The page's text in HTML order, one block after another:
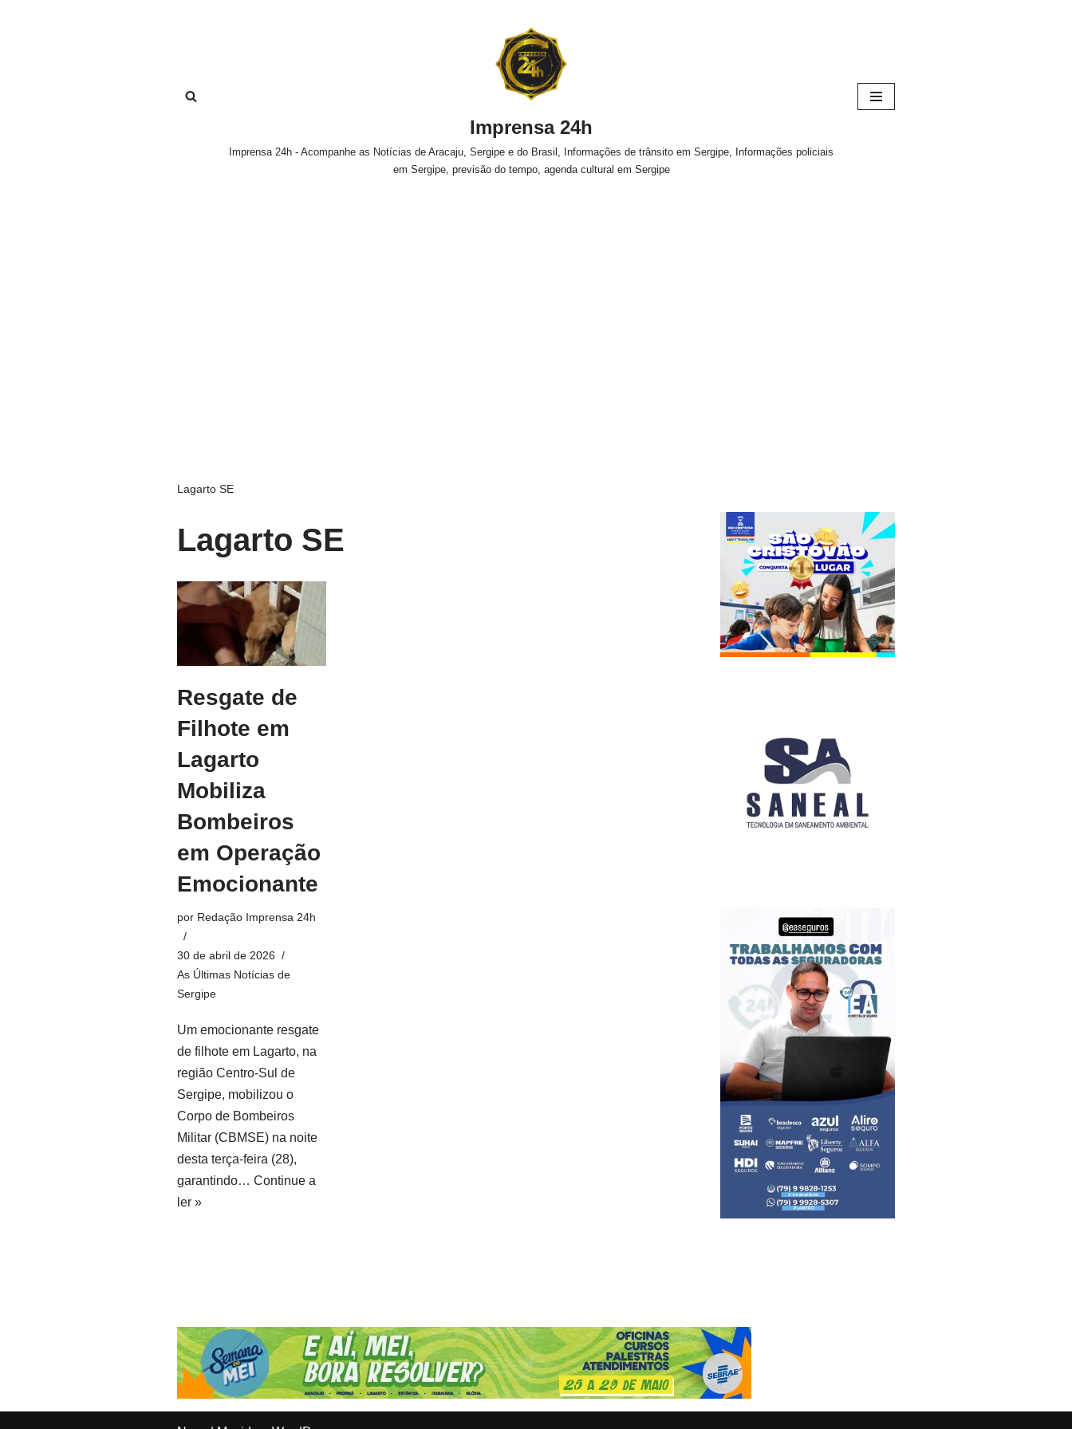
Imprensa 24h
Imprensa 24h - Acompanhe as Notícias de Aracaju, Sergipe e do Brasil, Informações de trânsito em Sergipe, Informações policiais
em Sergipe, previsão do tempo, agenda cultural em Sergipe
Lagarto SE
Lagarto SE
Resgate de
Filhote em
Lagarto
Mobiliza
Bombeiros
em Operação
Emocionante
por Redação Imprensa 24h
30 de abril de 2026
As Últimas Notícias de
Sergipe
Um emocionante resgate
de filhote em Lagarto, na
região Centro-Sul de
Sergipe, mobilizou o
Corpo de Bombeiros
Militar (CBMSE) na noite
desta terça-feira (28),
garantindo… Continue a
ler »